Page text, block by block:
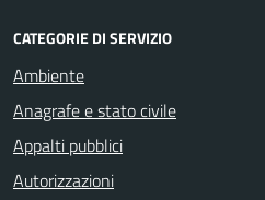
CATEGORIE DI SERVIZIO
Ambiente
Anagrafe e stato civile
Appalti pubblici
Autorizzazioni